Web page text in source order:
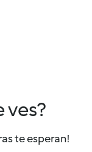
ves?
te esperan!